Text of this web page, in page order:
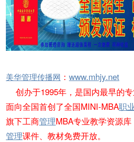
美华管理传播网 ： www.mhjy.net
创办于1995年，是国内最早的
面向全国首创了全国MINI-MBA职
旗下工商管理MBA专业教学资源
管理课件、教材免费开放。